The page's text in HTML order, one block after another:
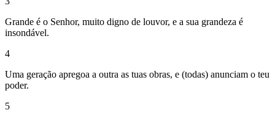
Grande é o Senhor, muito digno de louvor, e a sua grandeza é
insondável.
4
Uma geração apregoa a outra as tuas obras, e (todas) anunciam o teu
poder.
5